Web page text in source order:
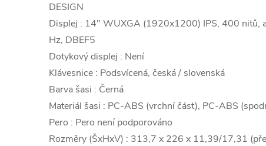
DESIGN
Displej : 14" WUXGA (1920x1200) IPS, 400 nitů,
Hz, DBEF5
Dotykový displej : Není
Klávesnice : Podsvícená, česká / slovenská
Barva šasi : Černá
Materiál šasi : PC-ABS (vrchní část), PC-ABS
Pero : Pero není podporováno
Rozměry (ŠxHxV) : 313,7 x 226 x 11,39/17,31